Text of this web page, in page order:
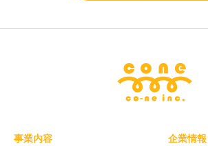
事業内容 企業情報